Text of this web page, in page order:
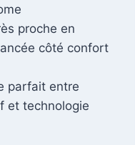
proche en
côté confort
parfait entre
et technologie